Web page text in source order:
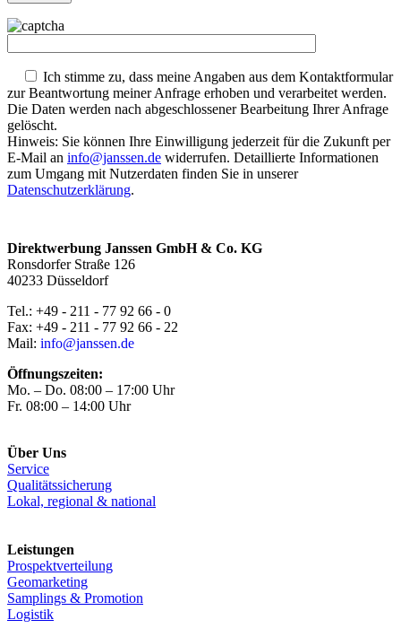
Ich stimme zu, dass meine Angaben aus dem Kontaktformular
zur Beantwortung meiner Anfrage erhoben und verarbeitet werden.
Die Daten werden nach abgeschlossener Bearbeitung Ihrer Anfrage
gelöscht.
Hinweis: Sie können Ihre Einwilligung jederzeit für die Zukunft per
E-Mail an info@janssen.de widerrufen. Detaillierte Informationen
zum Umgang mit Nutzerdaten finden Sie in unserer
Datenschutzerklärung.
Direktwerbung Janssen GmbH & Co. KG
Ronsdorfer Straße 126
40233 Düsseldorf
Tel.: +49 - 211 - 77 92 66 - 0
Fax: +49 - 211 - 77 92 66 - 22
Mail: info@janssen.de
Öffnungszeiten:
Mo. – Do. 08:00 – 17:00 Uhr
Fr. 08:00 – 14:00 Uhr
Über Uns
Service
Qualitätssicherung
Lokal, regional & national
Leistungen
Prospektverteilung
Geomarketing
Samplings & Promotion
Logistik